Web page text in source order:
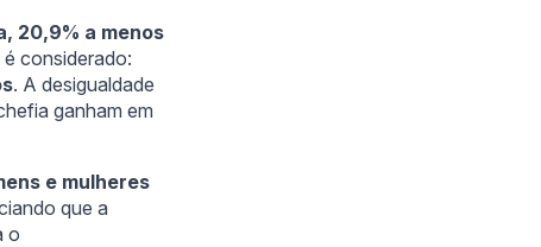
20,9% a menos
considerado:
. A desigualdade
ganham em
e mulheres
que a
o